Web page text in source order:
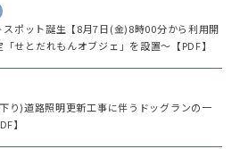
ポット誕生【8月7日(金)8時00分から利用開
せとだれもんオブジェ」を設置～【PDF】
り)道路照明更新工事に伴うドッグランの一
】